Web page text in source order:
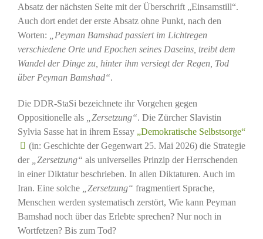
Absatz der nächsten Seite mit der Überschrift „Einsamstill“.
Auch dort endet der erste Absatz ohne Punkt, nach den
Worten:
„Peyman Bamshad passiert im Lichtregen
verschiedene Orte und Epochen seines Daseins, treibt dem
Wandel der Dinge zu, hinter ihm versiegt der Regen, Tod
über Peyman Bamshad“.
Die DDR-StaSi bezeichnete ihr Vorgehen gegen
Oppositionelle als
„Zersetzung“. Die Zürcher Slavistin
Sylvia Sasse hat in ihrem Essay „Demokratische Selbstsorge“
(in: Geschichte der Gegenwart 25. Mai 2026) die Strategie
der
„Zersetzung“ als universelles Prinzip der Herrschenden
in einer Diktatur beschrieben. In allen Diktaturen. Auch im
Iran. Eine solche
„Zersetzung“ fragmentiert Sprache,
Menschen werden systematisch zerstört, Wie kann Peyman
Bamshad noch über das Erlebte sprechen? Nur noch in
Wortfetzen? Bis zum Tod?